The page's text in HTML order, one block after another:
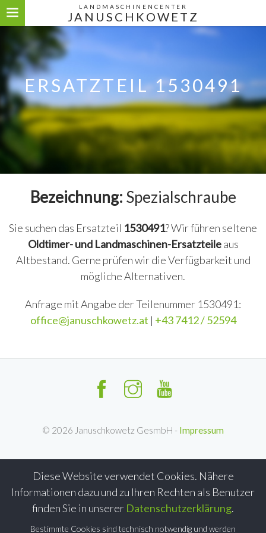
LANDMASCHINENCENTER
JANUSCHKOWETZ
Diese Website verwendet Cookies. Nähere
Informationen dazu und zu Ihren Rechten als Benutzer
finden Sie in unserer Datenschutzerklärung.
Bestimmte Cookies sind technisch notwendig und werden
ERSATZTEIL 1530491
Bezeichnung: Spezialschraube
Sie suchen das Ersatzteil 1530491? Wir führen seltene
Oldtimer- und Landmaschinen-Ersatzteileaus
Altbestand. Gerne prüfen wir die Verfügbarkeit und
mögliche Alternativen.
Anfrage mit Angabe der Teilenummer 1530491:
office@januschkowetz.at | +43 7412 / 52594
© 2026 Januschkowetz GesmbH - Impressum